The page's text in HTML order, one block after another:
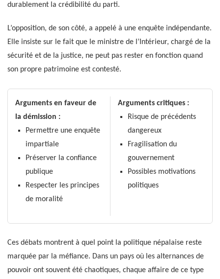
durablement la crédibilité du parti.
L’opposition, de son côté, a appelé à une enquête indépendante.
Elle insiste sur le fait que le ministre de l’Intérieur, chargé de la
sécurité et de la justice, ne peut pas rester en fonction quand
son propre patrimoine est contesté.
Arguments en faveur de
la démission :
Permettre une enquête
impartiale
Préserver la confiance
publique
Respecter les principes
de moralité
Arguments critiques :
Risque de précédents
dangereux
Fragilisation du
gouvernement
Possibles motivations
politiques
Ces débats montrent à quel point la politique népalaise reste
marquée par la méfiance. Dans un pays où les alternances de
pouvoir ont souvent été chaotiques, chaque affaire de ce type